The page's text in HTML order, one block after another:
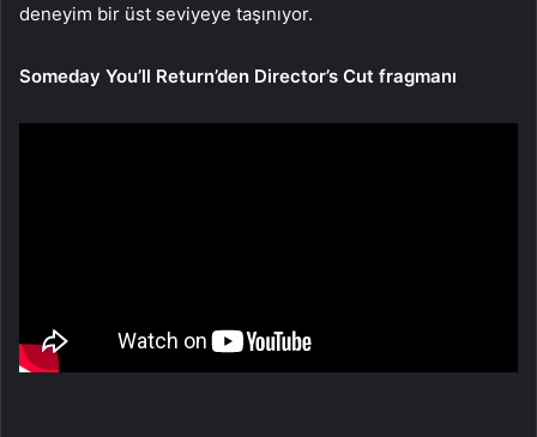
deneyim bir üst seviyeye taşınıyor.
Someday You’ll Return’den Director’s Cut fragmanı